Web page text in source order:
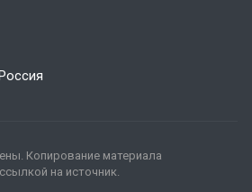
Копирование материала
на источник.